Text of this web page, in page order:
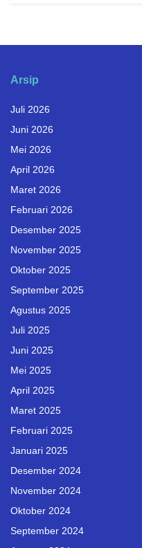
Arsip
Juli 2026
Juni 2026
Mei 2026
April 2026
Maret 2026
Februari 2026
Desember 2025
November 2025
Oktober 2025
September 2025
Agustus 2025
Juli 2025
Juni 2025
Mei 2025
April 2025
Maret 2025
Februari 2025
Januari 2025
Desember 2024
November 2024
Oktober 2024
September 2024